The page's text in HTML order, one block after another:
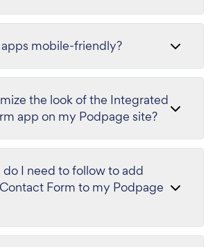
mobile-friendly?
the look of the Integrated
app on my Podpage site?
I need to follow to add
Form to my Podpage